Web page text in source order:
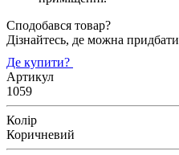
Сподобався товар?
Дізнайтесь, де можна придбати
Де купити?
Артикул
1059
Колір
Коричневий